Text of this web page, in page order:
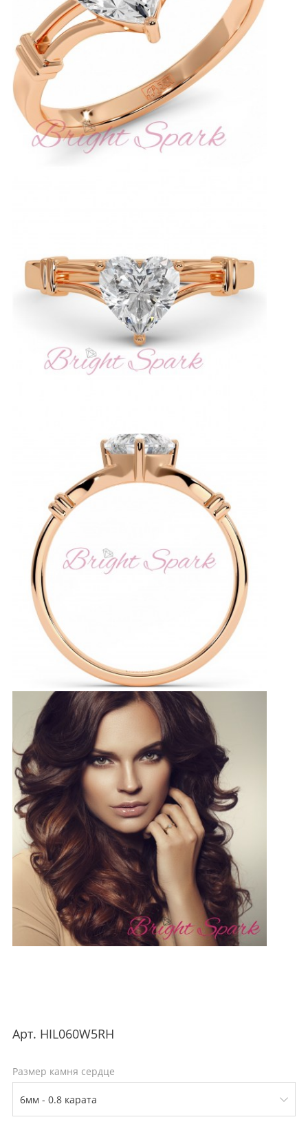
Арт. HIL060W5RH
Размер камня сердце